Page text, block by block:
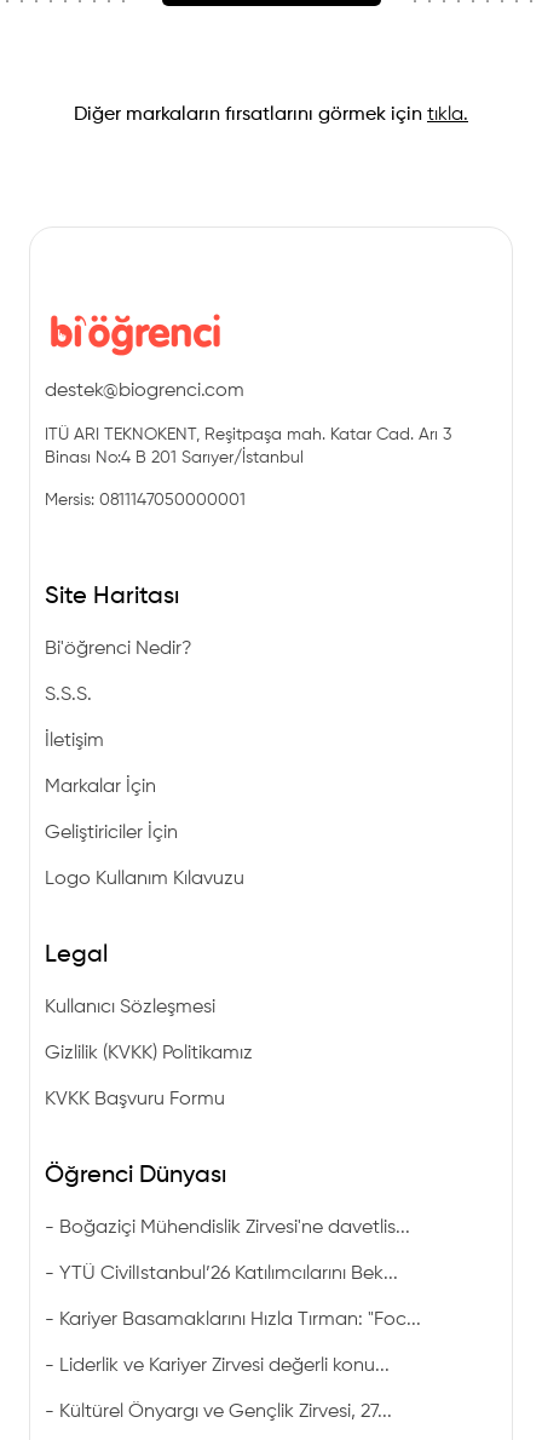
Diğer markaların fırsatlarını görmek için tıkla.
destek@biogrenci.com
ITÜ ARI TEKNOKENT, Reşitpaşa mah. Katar Cad. Arı 3
Binası No:4 B 201 Sarıyer/İstanbul
Mersis: 0811147050000001
Site Haritası
Bi'öğrenci Nedir?
S.S.S.
İletişim
Markalar İçin
Geliştiriciler İçin
Logo Kullanım Kılavuzu
Legal
Kullanıcı Sözleşmesi
Gizlilik (KVKK) Politikamız
KVKK Başvuru Formu
Öğrenci Dünyası
- Boğaziçi Mühendislik Zirvesi'ne davetlis...
- YTÜ CivilIstanbul’26 Katılımcılarını Bek...
- Kariyer Basamaklarını Hızla Tırman: "Foc...
- Liderlik ve Kariyer Zirvesi değerli konu...
- Kültürel Önyargı ve Gençlik Zirvesi, 27...